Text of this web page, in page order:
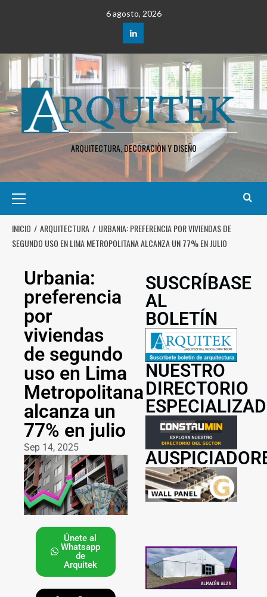
6 agosto, 2026
ARQUITECTURA, DECORACIÒN Y DISEÑO
INICIO ARQUITECTURA
URBANIA: PREFERENCIA POR VIVIENDAS DE
SEGUNDO USO EN LIMA METROPOLITANA ALCANZA UN 77% EN JULIO
Urbania:
preferencia
por
viviendas
de segundo
uso en Lima
Metropolitana
alcanza un
77% en julio
Sep 14, 2025
Únete al
Whatsapp
de
Arquitek
SUSCRÍBASE
AL
BOLETÍN
NUESTRO
DIRECTORIO